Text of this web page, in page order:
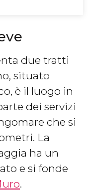
due tratti
situato
è il luogo in
dei servizi
che si
La
ha un
e si fonde
.